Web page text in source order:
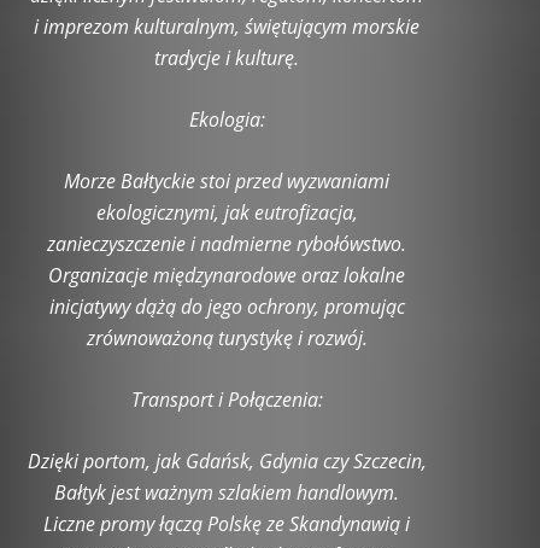
i imprezom kulturalnym, świętującym morskie
tradycje i kulturę.
Ekologia:
Morze Bałtyckie stoi przed wyzwaniami
ekologicznymi, jak eutrofizacja,
zanieczyszczenie i nadmierne rybołówstwo.
Organizacje międzynarodowe oraz lokalne
inicjatywy dążą do jego ochrony, promując
zrównoważoną turystykę i rozwój.
Transport i Połączenia:
Dzięki portom, jak Gdańsk, Gdynia czy Szczecin,
Bałtyk jest ważnym szlakiem handlowym.
Liczne promy łączą Polskę ze Skandynawią i